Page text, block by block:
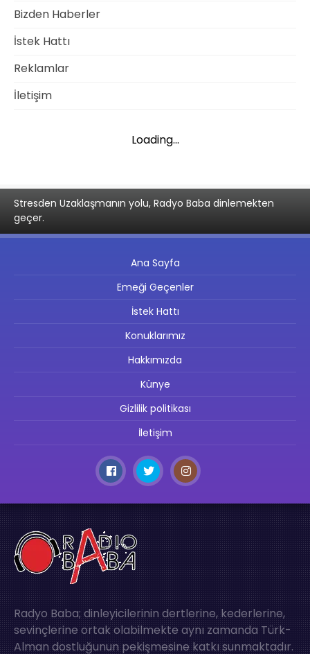
Bizden Haberler
İstek Hattı
Reklamlar
İletişim
Loading...
Stresden Uzaklaşmanın yolu, Radyo Baba dinlemekten
geçer.
Ana Sayfa
Emeği Geçenler
İstek Hattı
Konuklarımız
Hakkımızda
Künye
Gizlilik politikası
İletişim
Radyo Baba; dinleyicilerinin dertlerine, kederlerine,
sevinçlerine ortak olabilmekte aynı zamanda Türk-
Alman dostluğunun pekişmesine katkı sunmaktadır.